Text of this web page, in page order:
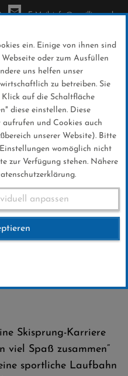
E-Mail: info@sc-willingen.de
Skisprung-Karriere
viel Spaß zusammen“
sportliche Laufbahn
ein. Einige von ihnen sind
oder zum Ausfüllen
uns helfen unser
zu betreiben. Sie
Klick auf die Schaltfläche
diese einstellen. Diese
und Cookies auch
unserer Website). Bitte
womöglich nicht
zur Verfügung stehen. Nähere
anpassen